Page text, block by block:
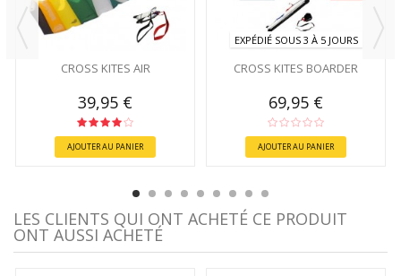
CROSS KITES AIR
39,95 €
AJOUTER AU PANIER
EXPÉDIÉ SOUS 3 À 5 JOURS
CROSS KITES BOARDER
69,95 €
AJOUTER AU PANIER
LES CLIENTS QUI ONT ACHETÉ CE PRODUIT
ONT AUSSI ACHETÉ